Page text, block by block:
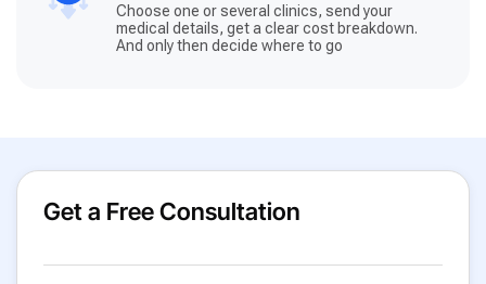
Choose one or several clinics, send your
medical details, get a clear cost breakdown.
And only then decide where to go
Get a Free Consultation